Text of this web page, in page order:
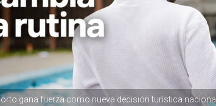
gana fuerza como nueva decisión turística nacional